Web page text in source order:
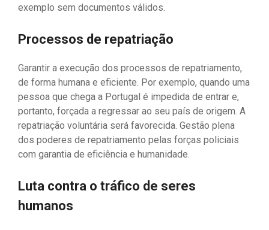
exemplo sem documentos válidos.
Processos de repatriação
Garantir a execução dos processos de repatriamento,
de forma humana e eficiente. Por exemplo, quando uma
pessoa que chega a Portugal é impedida de entrar e,
portanto, forçada a regressar ao seu país de origem. A
repatriação voluntária será favorecida. Gestão plena
dos poderes de repatriamento pelas forças policiais
com garantia de eficiência e humanidade.
Luta contra o tráfico de seres
humanos